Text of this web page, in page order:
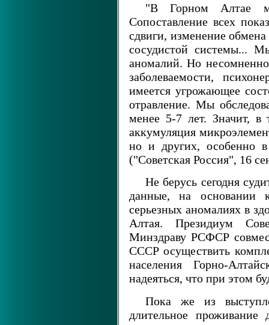
"В Горном Алтае
Сопоставление всех
сдвиги, изменение
сосудистой системы...
аномалий. Но
заболеваемости,
имеется угрожающее
отравление. Мы
менее 5-7 лет. Значит, в
аккумуляция
но и других, особенно
("Советская Россия", 16
Не берусь сегодня
данные, на основании
серьезных аномалиях в
Алтая. Президиум
Минздраву РСФСР
СССР осуществить
населения Горно-
надеяться, что при этом
Пока же из
длительное